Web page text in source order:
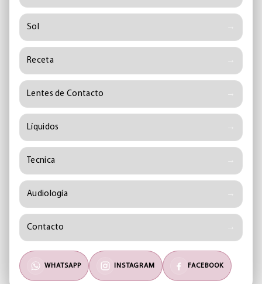
Sol
Receta
Lentes de Contacto
Líquidos
Tecnica
Audiología
Contacto
WHATSAPP INSTAGRAM FACEBOOK